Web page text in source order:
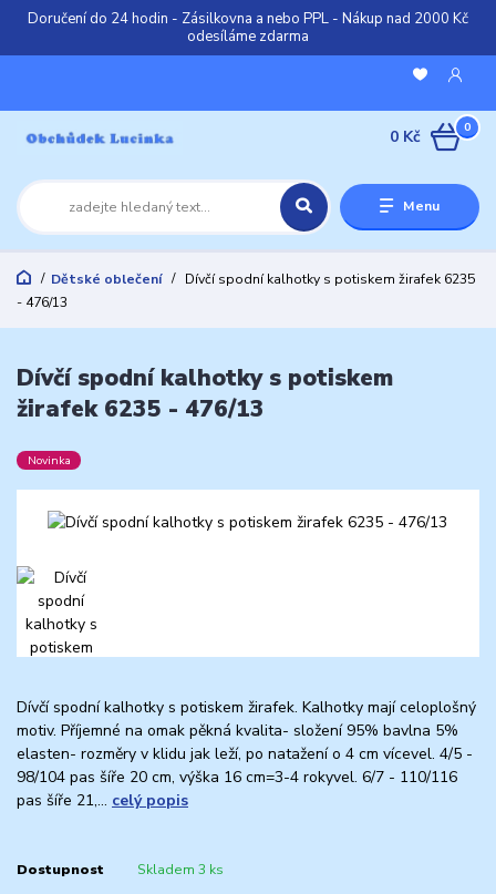
Doručení do 24 hodin - Zásilkovna a nebo PPL - Nákup nad 2000 Kč
odesíláme zdarma
Menu
0
0 Kč
Dětské oblečení
Dívčí spodní kalhotky s potiskem žirafek 6235
- 476/13
Dívčí spodní kalhotky s potiskem
žirafek 6235 - 476/13
Novinka
Dívčí spodní kalhotky s potiskem žirafek. Kalhotky mají celoplošný
motiv. Příjemné na omak pěkná kvalita- složení 95% bavlna 5%
elasten- rozměry v klidu jak leží, po natažení o 4 cm vícevel. 4/5 -
98/104 pas šíře 20 cm, výška 16 cm=3-4 rokyvel. 6/7 - 110/116
pas šíře 21,... celý popis
Dostupnost Skladem 3 ks